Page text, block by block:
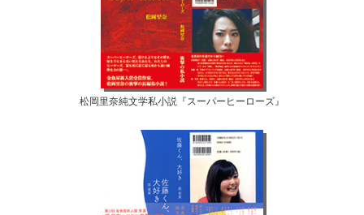
松岡里奈純文学私小説『スーパーヒーローズ』